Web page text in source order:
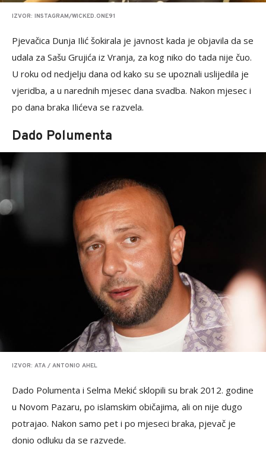
IZVOR: INSTAGRAM/WICKED.ONE91
Pjevačica Dunja Ilić šokirala je javnost kada je objavila da se
udala za Sašu Grujića iz Vranja, za kog niko do tada nije čuo.
U roku od nedjelju dana od kako su se upoznali uslijedila je
vjeridba, a u narednih mjesec dana svadba. Nakon mjesec i
po dana braka Ilićeva se razvela.
Dado Polumenta
IZVOR: ATA / ANTONIO AHEL
Dado Polumenta i Selma Mekić sklopili su brak 2012. godine
u Novom Pazaru, po islamskim običajima, ali on nije dugo
potrajao. Nakon samo pet i po mjeseci braka, pjevač je
donio odluku da se razvede.